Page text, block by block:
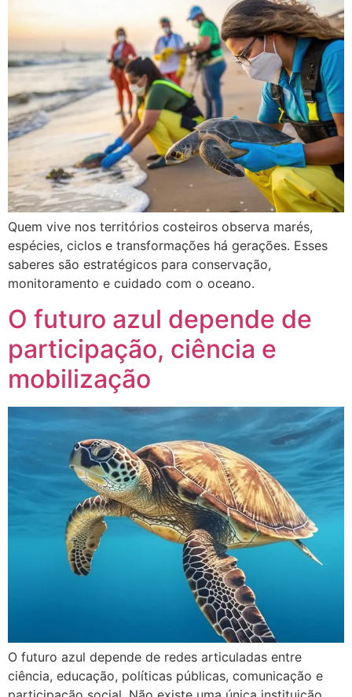
Quem vive nos territórios costeiros observa marés,
espécies, ciclos e transformações há gerações. Esses
saberes são estratégicos para conservação,
monitoramento e cuidado com o oceano.
O futuro azul depende de
participação, ciência e
mobilização
O futuro azul depende de redes articuladas entre
ciência, educação, políticas públicas, comunicação e